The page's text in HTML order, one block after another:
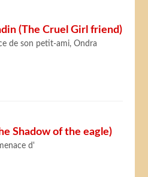
(The Cruel Girl friend)
de son petit-ami, Ondra
Shadow of the eagle)
d'